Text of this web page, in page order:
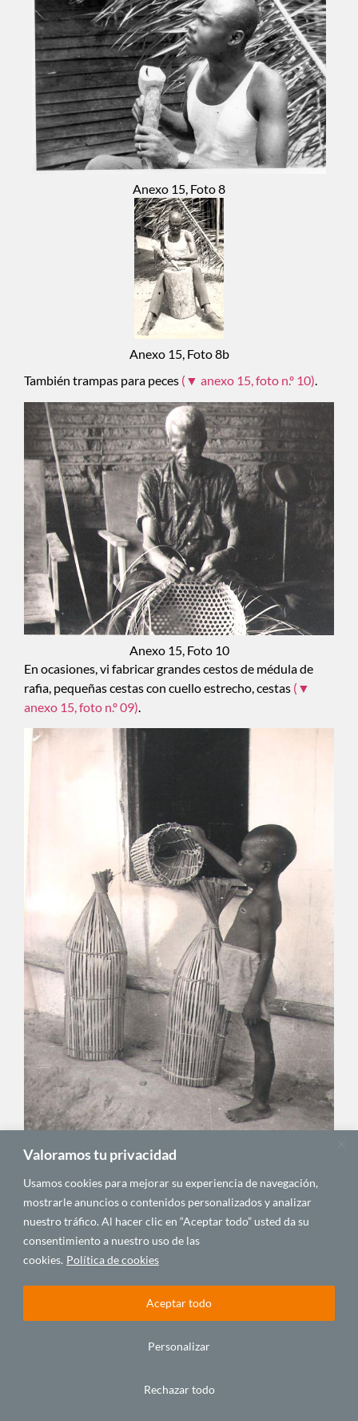
Valoramos tu privacidad
Usamos cookies para mejorar su experiencia de navegación,
mostrarle anuncios o contenidos personalizados y analizar
nuestro tráfico. Al hacer clic en “Aceptar todo” usted da su
consentimiento a nuestro uso de las
cookies. Política de cookies
Personalizar
Rechazar todo
Aceptar todo
Anexo 15, Foto 8
Anexo 15, Foto 8b
También trampas para peces (▼ anexo 15, foto n.º 10).
Anexo 15, Foto 10
En ocasiones, vi fabricar grandes cestos de médula de
rafia, pequeñas cestas con cuello estrecho, cestas (▼
anexo 15, foto n.º 09).
Anexo 15, Foto 9
salabres (práctica prohibida a los hombres), o aquellas
técnicas de pesca que requerían la colaboración de
mucha gente. La gente de Minsola me mostró una
trampa para peces instalada en un río
n.º 11).